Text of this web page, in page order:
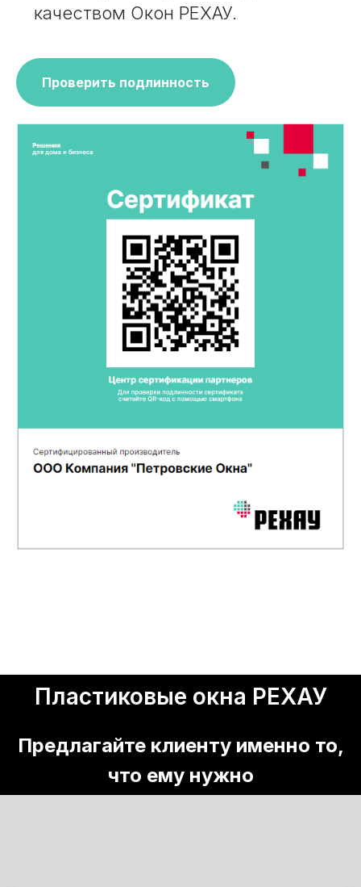
качеством Окон РЕХАУ.
Проверить подлинность
Пластиковые окна РЕХАУ
Предлагайте клиенту именно то,
что ему нужно